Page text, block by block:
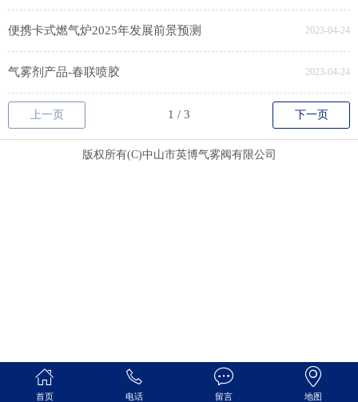
便携卡式燃气炉2025年发展前景预测 2023-04-24
气雾剂产品-春联喷胶 2023-04-24
上一页 下一页
版权所有(C)中山市英博气雾阀有限公司
首页 电话 留言 地图